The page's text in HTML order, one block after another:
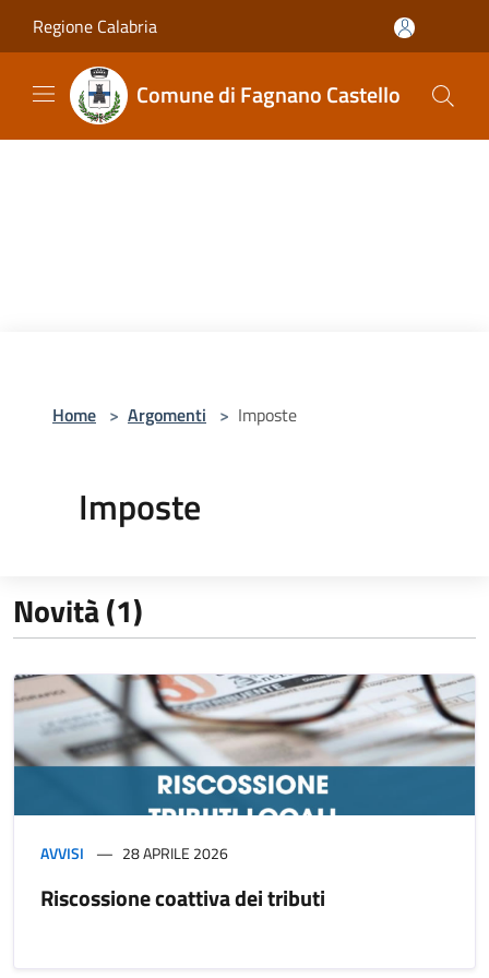
Regione Calabria
Comune di Fagnano Castello
Home > Argomenti > Imposte
Imposte
Novità (1)
AVVISI 28 APRILE 2026
Riscossione coattiva dei tributi